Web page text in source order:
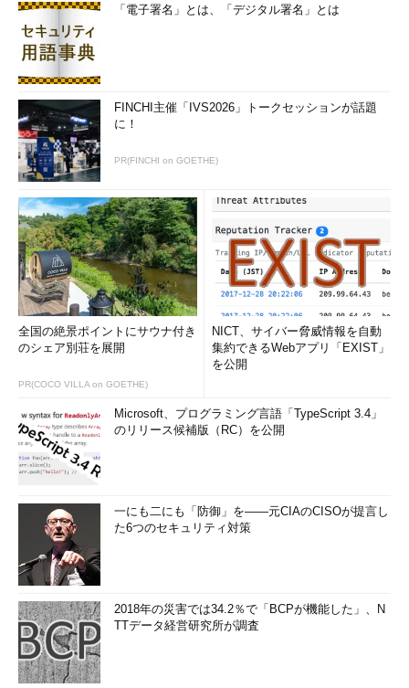
「電子署名」とは、「デジタル署名」とは
FINCHI主催「IVS2026」トークセッションが話題
に！
PR(FINCHI on GOETHE)
全国の絶景ポイントにサウナ付き
のシェア別荘を展開
PR(COCO VILLA on GOETHE)
NICT、サイバー脅威情報を自動
集約できるWebアプリ「EXIST」
を公開
Microsoft、プログラミング言語「TypeScript 3.4」
のリリース候補版（RC）を公開
一にも二にも「防御」を――元CIAのCISOが提言し
た6つのセキュリティ対策
2018年の災害では34.2％で「BCPが機能した」、N
TTデータ経営研究所が調査